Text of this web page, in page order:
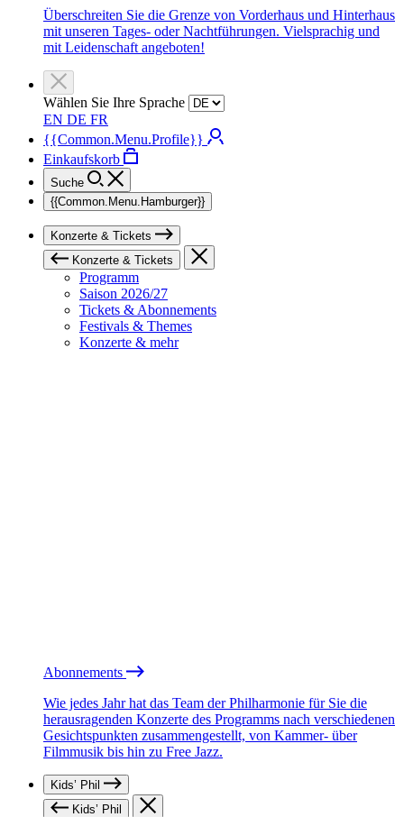
Überschreiten Sie die Grenze von Vorderhaus und Hinterhaus
mit unseren Tages- oder Nachtführungen. Vielsprachig und
mit Leidenschaft angeboten!
Wählen Sie Ihre Sprache
EN DE FR
{{Common.Menu.Profile}}
Einkaufskorb
Suche
{{Common.Menu.Hamburger}}
Konzerte & Tickets
Konzerte & Tickets
Programm
Saison 2026/27
Tickets & Abonnements
Festivals & Themes
Konzerte & mehr
Abonnements
Wie jedes Jahr hat das Team der Philharmonie für Sie die
herausragenden Konzerte des Programms nach verschiedenen
Gesichtspunkten zusammengestellt, von Kammer- über
Filmmusik bis hin zu Free Jazz.
Kids’ Phil
Kids’ Phil